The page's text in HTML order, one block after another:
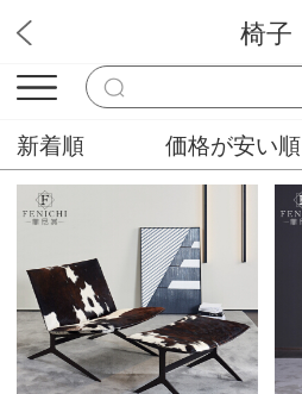
ソフィニー
椅子
新着順 価格が安い順